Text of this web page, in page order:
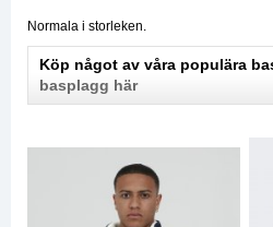
Normala i storleken.
Köp något av våra populära
basplagg här